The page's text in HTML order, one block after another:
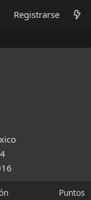
Registrarse
Puntos